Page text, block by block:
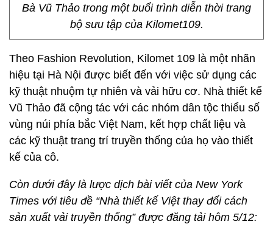
Bà Vũ Thảo trong một buổi trình diễn thời trang
bộ sưu tập của Kilomet109.
Theo Fashion Revolution, Kilomet 109 là một nhãn
hiệu tại Hà Nội được biết đến với việc sử dụng các
kỹ thuật nhuộm tự nhiên và vải hữu cơ. Nhà thiết kế
Vũ Thảo đã cộng tác với các nhóm dân tộc thiểu số
vùng núi phía bắc Việt Nam, kết hợp chất liệu và
các kỹ thuật trang trí truyền thống của họ vào thiết
kế của cô.
Còn dưới đây là lược dịch bài viết của New York
Times với tiêu đề “Nhà thiết kế Việt thay đổi cách
sản xuất vải truyền thống” được đăng tải hôm 5/12: